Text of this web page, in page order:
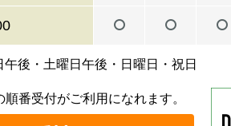
後・土曜日午後・日曜日・祝日
番受付がご利用になれます。